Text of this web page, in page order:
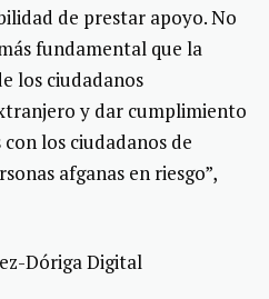
de prestar apoyo. No
fundamental que la
los ciudadanos
y dar cumplimiento
los ciudadanos de
afganas en riesgo”,
Dóriga Digital